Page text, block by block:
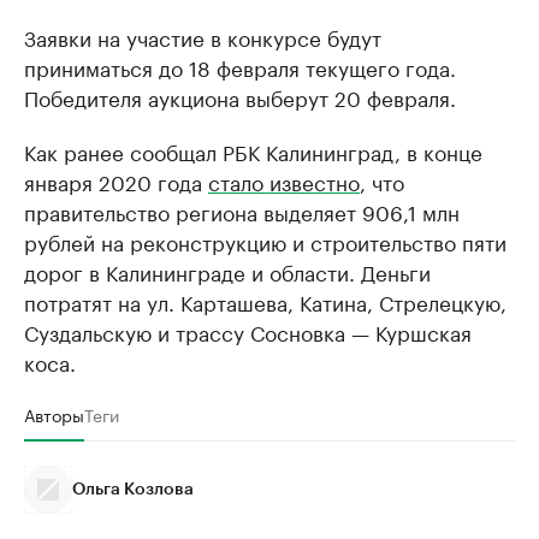
Заявки на участие в конкурсе будут
приниматься до 18 февраля текущего года.
Победителя аукциона выберут 20 февраля.
Как ранее сообщал РБК Калининград, в конце
января 2020 года стало известно, что
правительство региона выделяет 906,1 млн
рублей на реконструкцию и строительство пяти
дорог в Калининграде и области. Деньги
потратят на ул. Карташева, Катина, Стрелецкую,
Суздальскую и трассу Сосновка — Куршская
коса.
АвторыТеги
Ольга Козлова